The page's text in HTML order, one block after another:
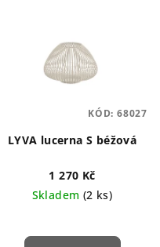
LYVA lucerna S béžová
1 270 Kč
Skladem (2 ks)
KÓD: 68027